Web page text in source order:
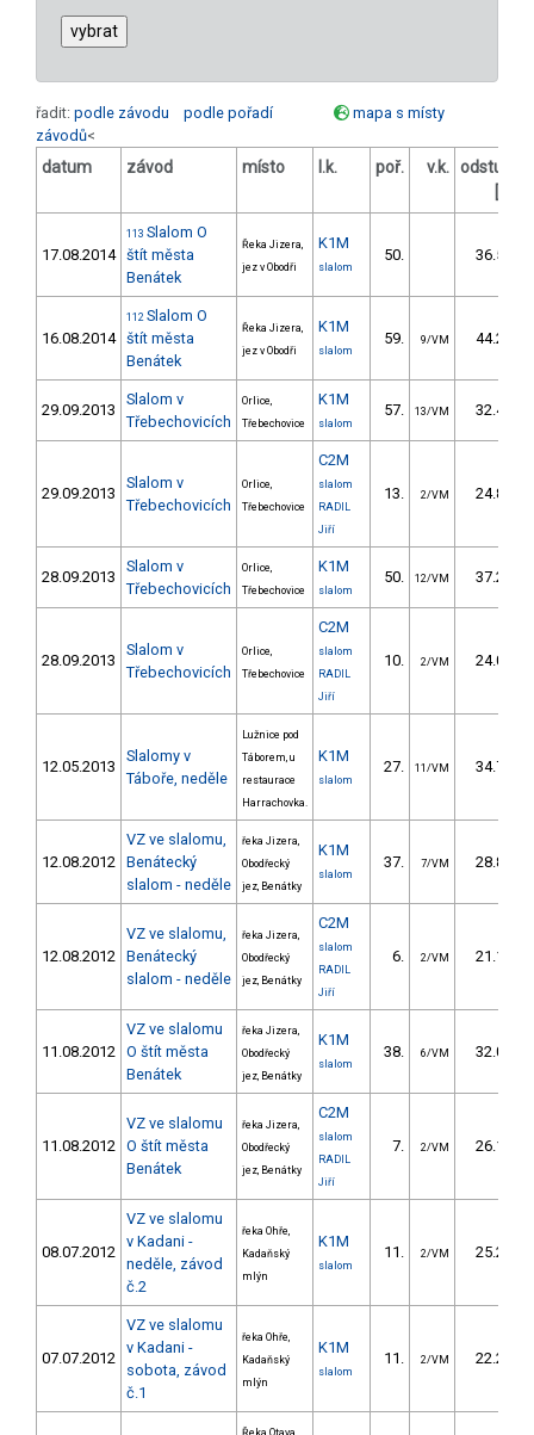
řadit: podle závodu podle pořadí
mapa s místy
závodů<
datum závod místo l.k. poř. v.k. odstup
17.08.2014
113 Slalom O
štít města
Benátek
Řeka Jizera,
jez v Obodři
K1M
slalom
50. 36.57
16.08.2014
112 Slalom O
štít města
Benátek
Řeka Jizera,
jez v Obodři
K1M
slalom
59. 9/VM 44.24
29.09.2013
Slalom v
Třebechovicích
Orlice,
Třebechovice
K1M
slalom
57. 13/VM 32.40
29.09.2013
Slalom v
Třebechovicích
Orlice,
Třebechovice
C2M
slalom
RADIL
Jiří
13. 2/VM 24.80
28.09.2013
Slalom v
Třebechovicích
Orlice,
Třebechovice
K1M
slalom
50. 12/VM 37.20
28.09.2013
Slalom v
Třebechovicích
Orlice,
Třebechovice
C2M
slalom
RADIL
Jiří
10. 2/VM 24.00
12.05.2013
Slalomy v
Táboře, neděle
Lužnice pod
Táborem, u
restaurace
Harrachovka.
K1M
slalom
27. 11/VM 34.79
12.08.2012
VZ ve slalomu,
Benátecký
slalom - neděle
řeka Jizera,
Obodřecký
jez, Benátky
K1M
slalom
37. 7/VM 28.85
12.08.2012
VZ ve slalomu,
Benátecký
slalom - neděle
řeka Jizera,
Obodřecký
jez, Benátky
C2M
slalom
RADIL
Jiří
6. 2/VM 21.10
11.08.2012
VZ ve slalomu
O štít města
Benátek
řeka Jizera,
Obodřecký
jez, Benátky
K1M
slalom
38. 6/VM 32.00
11.08.2012
VZ ve slalomu
O štít města
Benátek
řeka Jizera,
Obodřecký
jez, Benátky
C2M
slalom
RADIL
Jiří
7. 2/VM 26.10
08.07.2012
VZ ve slalomu
v Kadani -
neděle, závod
č.2
řeka Ohře,
Kadaňský
mlýn
K1M
slalom
11. 2/VM 25.20
07.07.2012
VZ ve slalomu
v Kadani -
sobota, závod
č.1
řeka Ohře,
Kadaňský
mlýn
K1M
slalom
11. 2/VM 22.20